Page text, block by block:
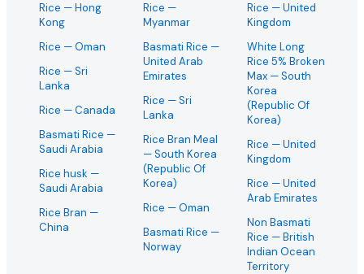
Rice — Hong
Kong
Rice — Oman
Rice — Sri
Lanka
Rice — Canada
Basmati Rice —
Saudi Arabia
Rice husk —
Saudi Arabia
Rice Bran —
China
Rice —
Myanmar
Basmati Rice —
United Arab
Emirates
Rice — Sri
Lanka
Rice Bran Meal
— South Korea
(Republic Of
Korea)
Rice — Oman
Basmati Rice —
Norway
Rice — United
Kingdom
White Long
Rice 5% Broken
Max — South
Korea
(Republic Of
Korea)
Rice — United
Kingdom
Rice — United
Arab Emirates
Non Basmati
Rice — British
Indian Ocean
Territory